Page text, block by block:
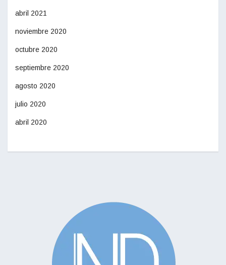
abril 2021
noviembre 2020
octubre 2020
septiembre 2020
agosto 2020
julio 2020
abril 2020